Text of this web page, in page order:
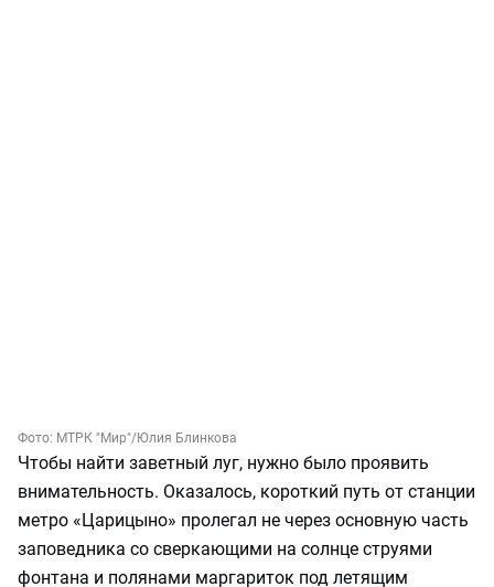
Фото: МТРК "Мир"/Юлия Блинкова
Чтобы найти заветный луг, нужно было проявить
внимательность. Оказалось, короткий путь от станции
метро «Царицыно» пролегал не через основную часть
заповедника со сверкающими на солнце струями
фонтана и полянами маргариток под летящим